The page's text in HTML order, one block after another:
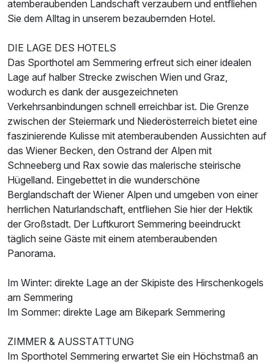
Ausstattung
Für 3 Tage p.P. ab 248,00 €
Doppelzimmer Superior
2 Erwachsene
atemberaubenden Landschaft verzaubern und entfliehen
Sie dem Alltag in unserem bezaubernden Hotel.
DIE LAGE DES HOTELS
Das Sporthotel am Semmering erfreut sich einer idealen
Lage auf halber Strecke zwischen Wien und Graz,
wodurch es dank der ausgezeichneten
Verkehrsanbindungen schnell erreichbar ist. Die Grenze
zwischen der Steiermark und Niederösterreich bietet eine
faszinierende Kulisse mit atemberaubenden Aussichten auf
das Wiener Becken, den Ostrand der Alpen mit
Schneeberg und Rax sowie das malerische steirische
Hügelland. Eingebettet in die wunderschöne
Berglandschaft der Wiener Alpen und umgeben von einer
herrlichen Naturlandschaft, entfliehen Sie hier der Hektik
der Großstadt. Der Luftkurort Semmering beeindruckt
täglich seine Gäste mit einem atemberaubenden
Panorama.
Im Winter: direkte Lage an der Skipiste des Hirschenkogels
am Semmering
Im Sommer: direkte Lage am Bikepark Semmering
ZIMMER & AUSSTATTUNG
Im Sporthotel Semmering erwartet Sie ein Höchstmaß an